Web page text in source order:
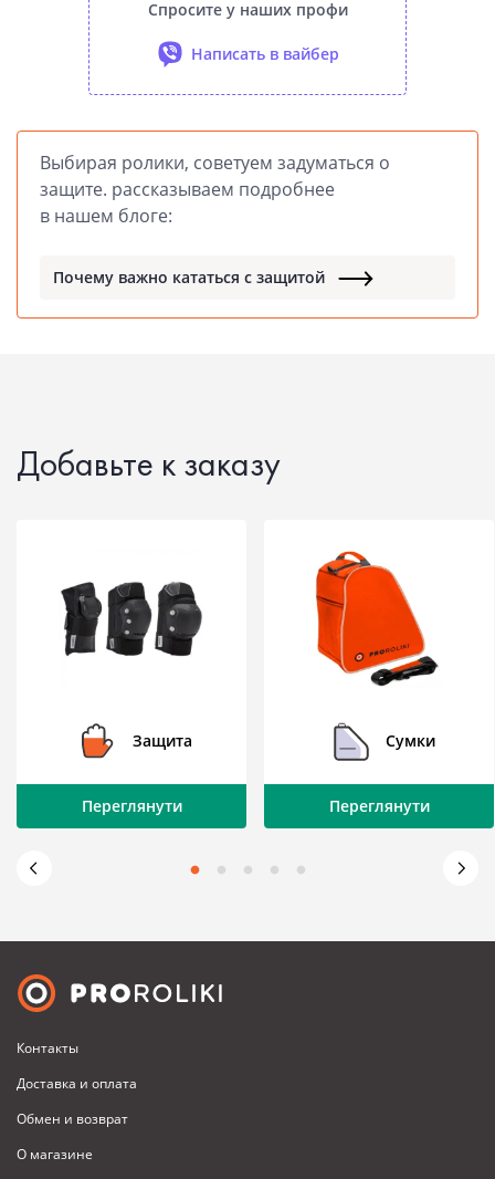
Спросите у наших профи
Написать в вайбер
Выбирая ролики, советуем задуматься о
защите. рассказываем подробнее
в нашем блоге:
Почему важно кататься с защитой
Добавьте к заказу
Защита
Переглянути
Сумки
Переглянути
Контакты
Доставка и оплата
Обмен и возврат
О магазине